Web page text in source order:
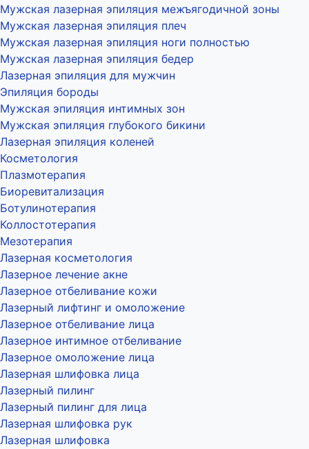
Мужская лазерная эпиляция межъягодичной зоны
Мужская лазерная эпиляция плеч
Мужская лазерная эпиляция ноги полностью
Мужская лазерная эпиляция бедер
Лазерная эпиляция для мужчин
Эпиляция бороды
Мужская эпиляция интимных зон
Мужская эпиляция глубокого бикини
Лазерная эпиляция коленей
Косметология
Плазмотерапия
Биоревитализация
Ботулинотерапия
Коллостотерапия
Мезотерапия
Лазерная косметология
Лазерное лечение акне
Лазерное отбеливание кожи
Лазерный лифтинг и омоложение
Лазерное отбеливание лица
Лазерное интимное отбеливание
Лазерное омоложение лица
Лазерная шлифовка лица
Лазерный пилинг
Лазерный пилинг для лица
Лазерная шлифовка рук
Лазерная шлифовка